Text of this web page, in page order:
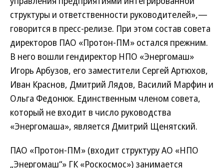
структуры и ответственности руководителей»,—
говорится в пресс-релизе. При этом состав совета
директоров ПАО «Протон-ПМ» остался прежним.
В него вошли гендиректор НПО «Энергомаш»
Игорь Арбузов, его заместители Сергей Артюхов,
Иван Краснов, Дмитрий Лядов, Василий Марфин и
Ольга Федонюк. Единственным членом совета,
который не входит в число руководства
«Энергомаша», является Дмитрий Щенятский.
ПАО «Протон-ПМ» (входит структуру АО «НПО
„Энергомаш“» ГК «Роскосмос») занимается